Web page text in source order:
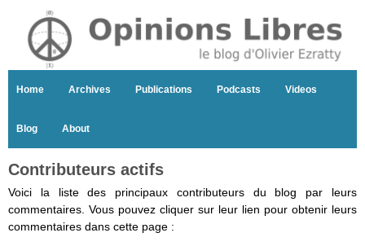
Home Archives Publications Podcasts Videos
Blog About
Contributeurs actifs
Voici la liste des principaux contributeurs du blog par leurs
commentaires. Vous pouvez cliquer sur leur lien pour obtenir leurs
commentaires dans cette page :